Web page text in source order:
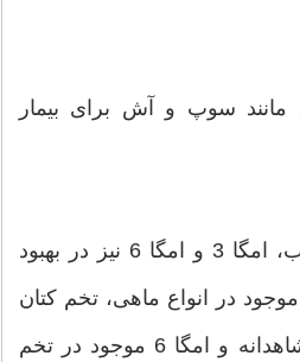
مانند سوپ و آش برای بیمار
4. خوردن اسید های چرب، امگا 3 و امگا 6 نیز در بهبود
بیمار موثر است.(امگا 3 موجود در انواع ماهی، تخم کتان
و کدو حلوایی و روغن شاهدانه و امگا 6 موجود در تخم